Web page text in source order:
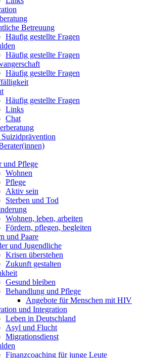
Betreuung
Häufig gestellte Fragen
Häufig gestellte Fragen
Häufig gestellte Fragen
Häufig gestellte Fragen
Links
Chat
und Pflege
Wohnen
Pflege
Aktiv sein
Sterben und Tod
Wohnen, leben, arbeiten
Fördern, pflegen, begleiten
und Paare
und Jugendliche
Krisen überstehen
Zukunft gestalten
Gesund bleiben
Behandlung und Pflege
Angebote für Menschen mit HIV
und Integration
Leben in Deutschland
Asyl und Flucht
Migrationsdienst
Finanzcoaching für junge Leute